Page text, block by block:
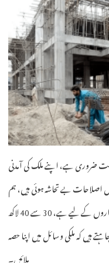
بہت ضروری ہے، اپنے ملک کی آمدنی
بے تحاشہ ہوئی ہیں، ہم
جو قدم اٹھانے جارہے ہیں وہ چھوٹے دکانداروں کے لیے ہے، 30 سے 40 لاکھ
کہ ملکی وسائل میں اپنا حصہ
ملائیں۔